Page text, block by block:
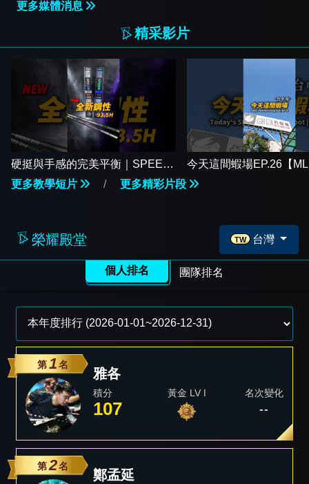
更多媒體消息
精采影片
硬挺與手感的完美平衡｜SPEED
93.5H 競速竿 全新上市【MLS蝦
戰天下】#17shrimp #台湾のエビ
今天這間蝦場EP.26【
下】#17shrimp #台湾の
更多教學短片 / 更多精彩片段
榮耀殿堂 TW 台灣
個人排名 團隊排名
第 1 名
雅各
積分
107
黃金 LV Ⅰ 名次變化
--
第 2名
鄭孟延